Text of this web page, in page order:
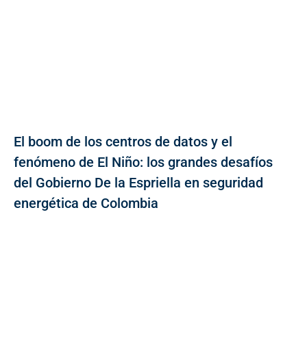
El boom de los centros de datos y el
fenómeno de El Niño: los grandes desafíos
del Gobierno De la Espriella en seguridad
energética de Colombia